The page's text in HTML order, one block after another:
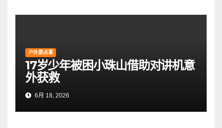
户外那点事
17岁少年被困小珠山借助对讲机意
外获救
6月 18, 2026